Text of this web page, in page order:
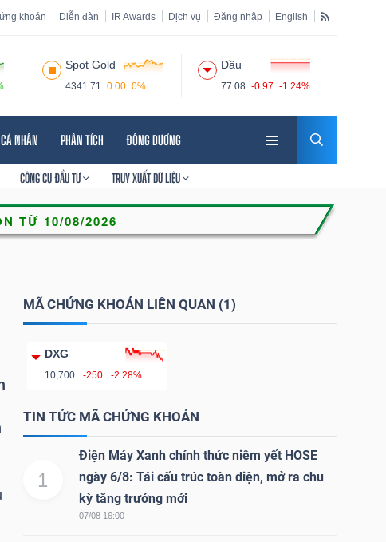
khoán Diễn đàn IR Awards Dịch vụ Đăng nhập English
Spot Gold
4341.71 0.00 0%
Dầu
77.08 -0.97 -1.24%
NHÂN PHÂN TÍCH ĐÔNG DƯƠNG
CÔNG CỤ ĐẦU TƯ TRUY XUẤT DỮ LIỆU
MÃ CHỨNG KHOÁN LIÊN QUAN (1)
DXG
10,700 -250 -2.28%
TIN TỨC MÃ CHỨNG KHOÁN
1
Điện Máy Xanh chính thức niêm yết HOSE
ngày 6/8: Tái cấu trúc toàn diện, mở ra chu
kỳ tăng trưởng mới
07/08 16:00